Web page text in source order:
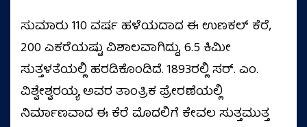
ಸುಮಾರು 110 ವರ್ಷ ಹಳೆಯದಾದ ಈ ಉಣಕಲ್ ಕೆರೆ,
200 ಎಕರೆಯಷ್ಟು ವಿಶಾಲವಾಗಿದ್ದು, 6.5 ಕಿಮೀ
ಸುತ್ತಳತೆಯಲ್ಲಿ ಹರಡಿಕೊಂಡಿದೆ. 1893ರಲ್ಲಿ ಸರ್. ಎಂ.
ವಿಶ್ವೇಶ್ವರಯ್ಯ ಅವರ ತಾಂತ್ರಿಕ ಪ್ರೇರಣೆಯಲ್ಲಿ
ನಿರ್ಮಾಣವಾದ ಈ ಕೆರೆ ಮೊದಲಿಗೆ ಕೇವಲ ಸುತ್ತಮುತ್ತ